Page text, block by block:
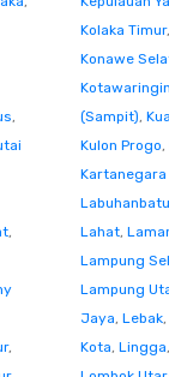
,
,
,
Kolaka Timur,
Konawe
(Sampit),
Kulon Progo,
Labuhanbatu
Lahat,
Lampung
Lampung
Jaya, Lebak,
Kota, Lingga,